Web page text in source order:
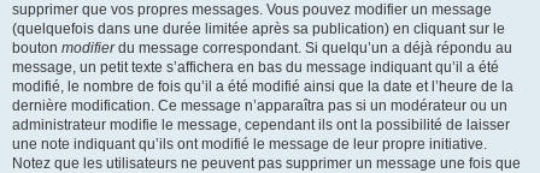
supprimer que vos propres messages. Vous pouvez modifier un message
(quelquefois dans une durée limitée après sa publication) en cliquant sur le
bouton modifierdu message correspondant. Si quelqu’un a déjà répondu au
message, un petit texte s’affichera en bas du message indiquant qu’il a été
modifié, le nombre de fois qu’il a été modifié ainsi que la date et l’heure de la
dernière modification. Ce message n’apparaîtra pas si un modérateur ou un
administrateur modifie le message, cependant ils ont la possibilité de laisser
une note indiquant qu’ils ont modifié le message de leur propre initiative.
Notez que les utilisateurs ne peuvent pas supprimer un message une fois que